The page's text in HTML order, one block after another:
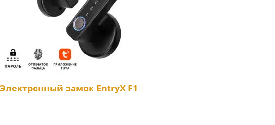
Электронный замок EntryX F1